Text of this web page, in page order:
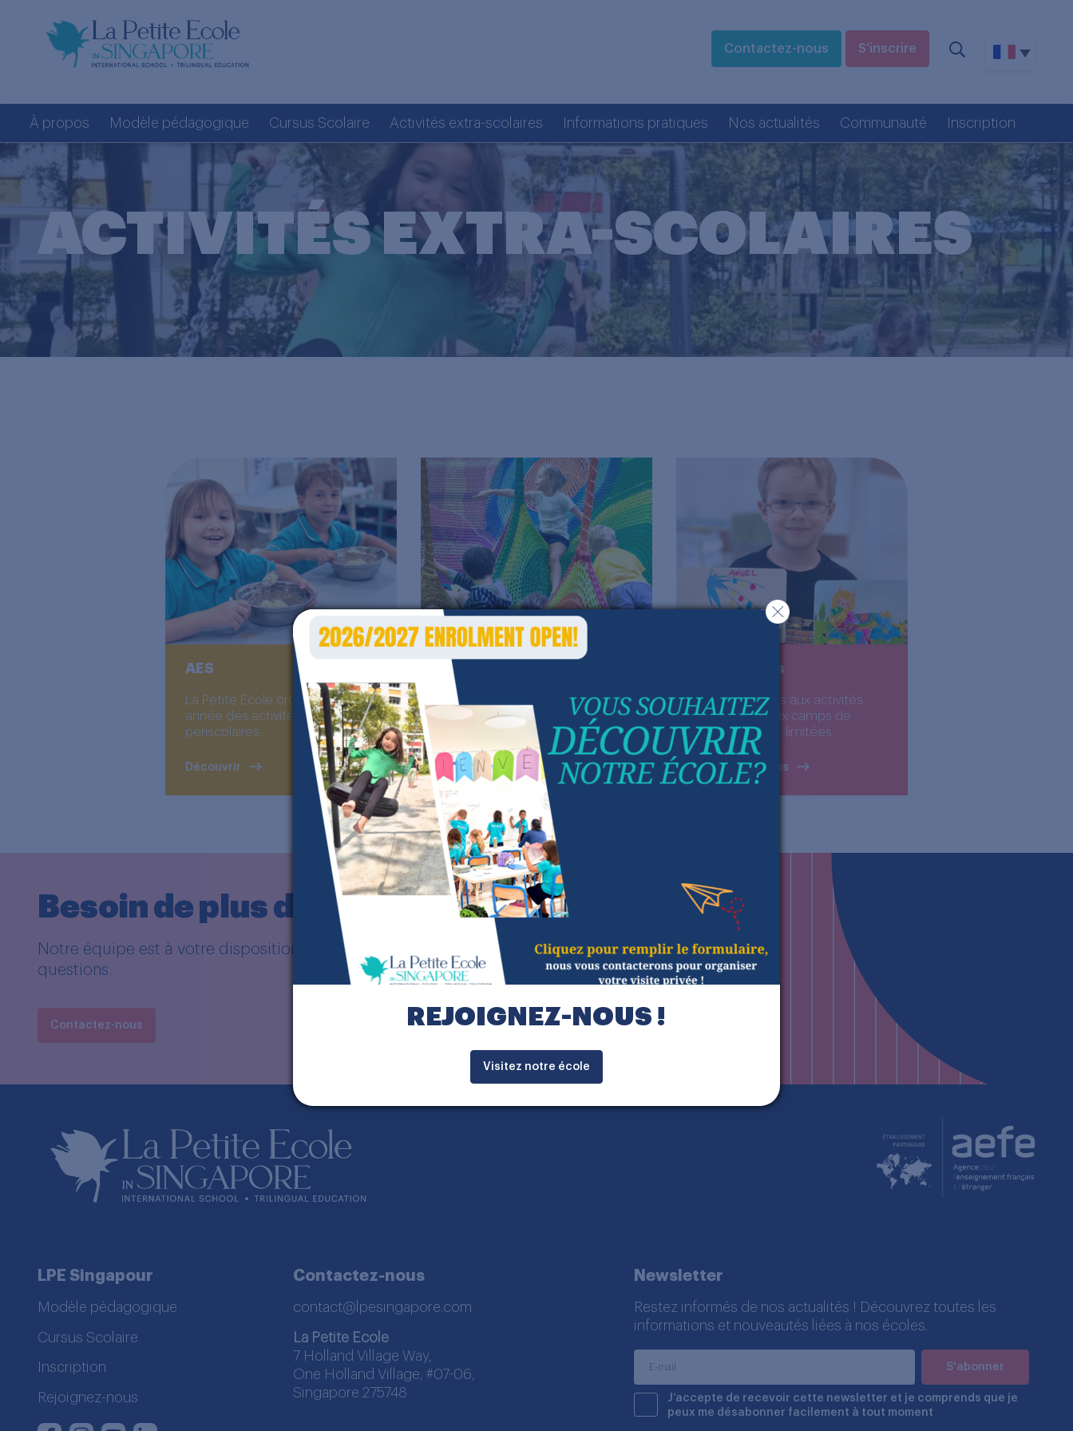
Contactez-nous S’inscrire
À propos Modèle pédagogique Cursus Scolaire Activités extra-scolaires Informations pratiques Nos actualités Communauté Inscription
ACTIVITÉS EXTRA-SCOLAIRES
AES
La Petite Ecole organise chaque
année des activités
périscolaires...
Découvrir
Camps de vacances
Des camps de vacances sont
organisés à l’école, durant les
vacances scolaires...
Découvrir
Inscriptions
Les inscriptions aux activités
scolaires et aux camps de
vacances sont limitées...
Contactez-nous
Besoin de plus d’information ?
Notre équipe est à votre disposition pour répondre à toutes vos
questions.
Contactez-nous
LPE Singapour
Modèle pédagogique
Cursus Scolaire
Inscription
Rejoignez-nous
Contactez-nous
contact@lpesingapore.com
La Petite Ecole
7 Holland Village Way,
One Holland Village, #07-06,
Singapore 275748
Newsletter
Restez informés de nos actualités ! Découvrez toutes les
informations et nouveautés liées à nos écoles.
J’accepte de recevoir cette newsletter et je comprends que je
peux me désabonner facilement à tout moment
REJOIGNEZ-NOUS !
Visitez notre école